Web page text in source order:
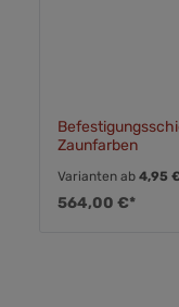
Zaunfarben
Varianten ab 4,95
564,00 €*